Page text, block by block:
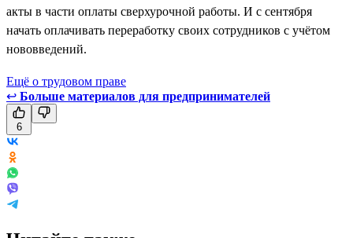
акты в части оплаты сверхурочной работы. И с сентября
начать оплачивать переработку своих сотрудников с учётом
нововведений.
Ещё о трудовом праве
↩ Больше материалов для предпринимателей
6